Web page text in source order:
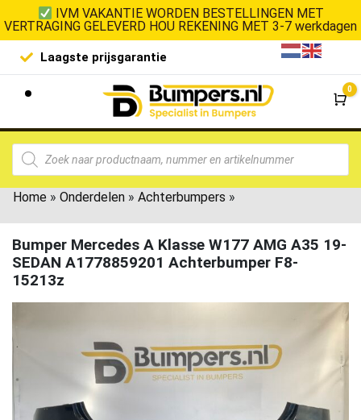
IVM VAKANTIE WORDEN BESTELLINGEN MET
VERTRAGING GELEVERD HOU REKENING MET 3-7 werkdagen
Laagste prijsgarantie De
0
Home » Onderdelen » Achterbumpers »
Bumper Mercedes A Klasse W177 AMG A35 19-
SEDAN A1778859201 Achterbumper F8-
15213z